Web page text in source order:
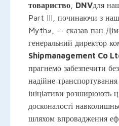
товариство DNVдля
Part III, починаючи з
Myth», — сказав пан
генеральний директор
Shipmanagement Co
прагнемо забезпечити
надійне
ініціативи розширюють
досконалості
шляхом впровадження